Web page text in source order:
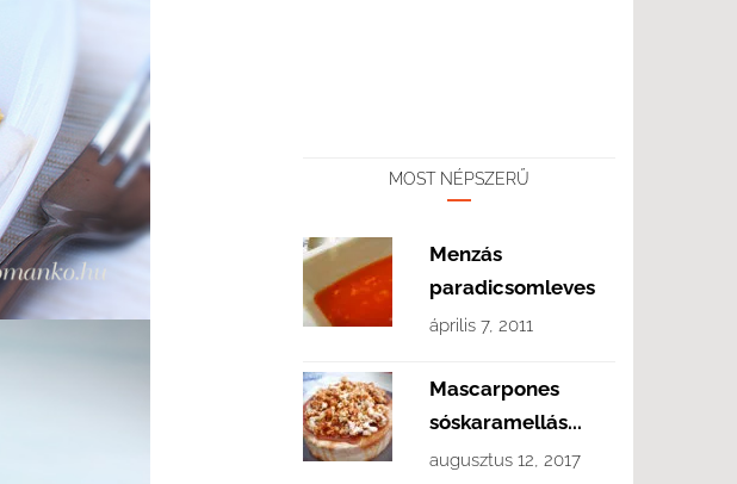
MOST NÉPSZERŰ
Menzás
paradicsomleves
április 7, 2011
Mascarpones
sóskaramellás...
augusztus 12, 2017